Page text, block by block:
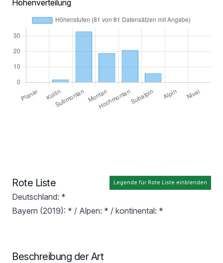
Höhenverteilung
Legende für Rote Liste einblenden
Rote Liste
Deutschland: *
Bayern (2019): * / Alpen: * / kontinental: *
Beschreibung der Art